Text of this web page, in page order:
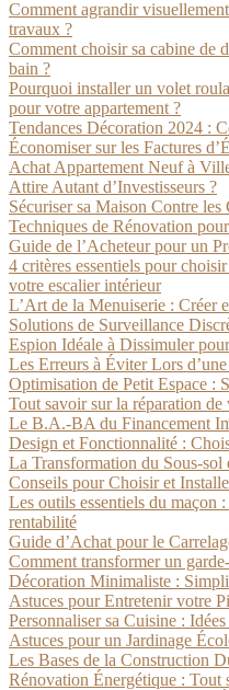
Comment agrandir
travaux ?
Comment choisir sa cabine de
bain ?
Pourquoi installer un volet
pour votre appartement ?
Tendances Décoration 2024 :
Économiser sur les Factures
Achat Appartement Neuf à
Attire Autant d’Investisseurs ?
Sécuriser sa Maison Contre
Techniques de Rénovation
Guide de l’Acheteur pour un
4 critères essentiels pour
votre escalier intérieur
L’Art de la Menuiserie : Créer
Solutions de Surveillance
Espion Idéale à Dissimuler
Les Erreurs à Éviter Lors
Optimisation de Petit Espace :
Tout savoir sur la réparation de
Le B.A.-BA du Financement
Design et Fonctionnalité :
La Transformation du Sous-sol
Conseils pour Choisir et
Les outils essentiels du maçon
rentabilité
Guide d’Achat pour le
Comment transformer un
Décoration Minimaliste :
Astuces pour Entretenir votre
Personnaliser sa Cuisine :
Astuces pour un Jardinage
Les Bases de la Construction
Rénovation Énergétique : Tout